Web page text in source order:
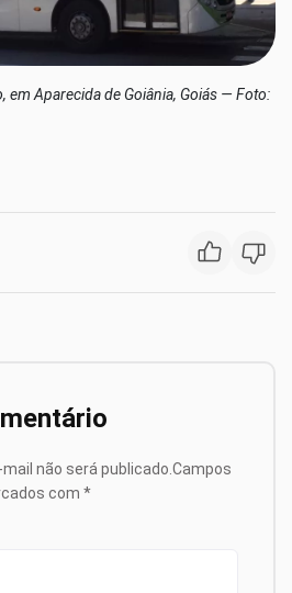
em Aparecida de Goiânia, Goiás — Foto:
não será publicado. Campos
com *